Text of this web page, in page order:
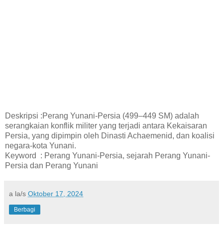
Deskripsi :Perang Yunani-Persia (499–449 SM) adalah
serangkaian konflik militer yang terjadi antara Kekaisaran
Persia, yang dipimpin oleh Dinasti Achaemenid, dan koalisi
negara-kota Yunani.
Keyword : Perang Yunani-Persia, sejarah Perang Yunani-
Persia dan Perang Yunani
a la/s Oktober 17, 2024
Berbagi